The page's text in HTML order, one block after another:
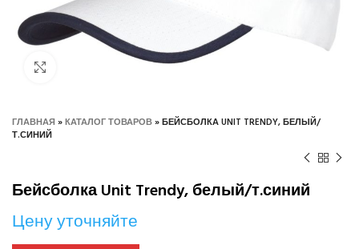
Нажмите, чтобы увеличить
ГЛАВНАЯ»КАТАЛОГ ТОВАРОВ»БЕЙСБОЛКА UNIT TRENDY, БЕЛЫЙ/
Т.СИНИЙ
Бейсболка Unit Trendy, белый/т.синий
Цену уточняйте